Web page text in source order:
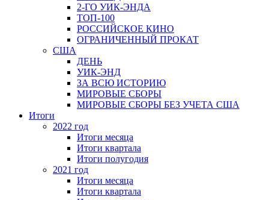
2-ГО УИК-ЭНДА
ТОП-100
РОССИЙСКОЕ КИНО
ОГРАНИЧЕННЫЙ ПРОКАТ
США
ДЕНЬ
УИК-ЭНД
ЗА ВСЮ ИСТОРИЮ
МИРОВЫЕ СБОРЫ
МИРОВЫЕ СБОРЫ БЕЗ УЧЕТА США
Итоги
2022 год
Итоги месяца
Итоги квартала
Итоги полугодия
2021 год
Итоги месяца
Итоги квартала